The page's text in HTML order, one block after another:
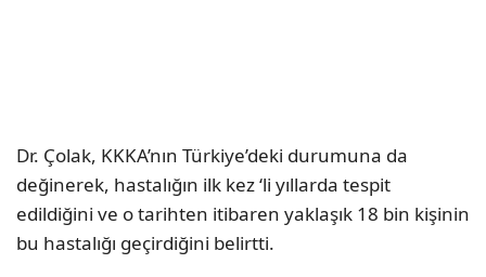
Dr. Çolak, KKKA’nın Türkiye’deki durumuna da
değinerek, hastalığın ilk kez ‘li yıllarda tespit
edildiğini ve o tarihten itibaren yaklaşık 18 bin kişinin
bu hastalığı geçirdiğini belirtti.